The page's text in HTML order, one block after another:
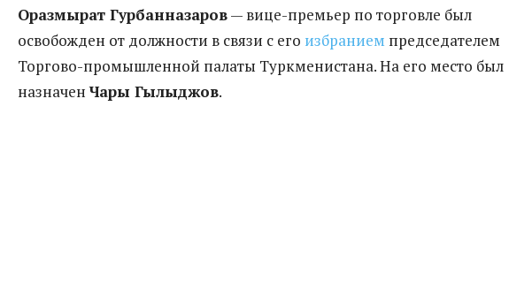
Оразмырат Гурбанназаров— вице-премьер по торговле был
освобожден от должности в связи с его избранием председателем
Торгово-промышленной палаты Туркменистана. На его место был
назначенЧары Гылыджов.